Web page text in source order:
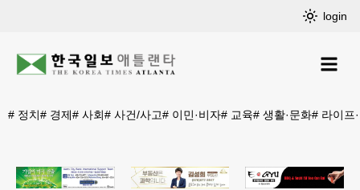
login
# 정치# 경제# 사회# 사건/사고# 이민·비자# 교육# 생활·문화# 라이프